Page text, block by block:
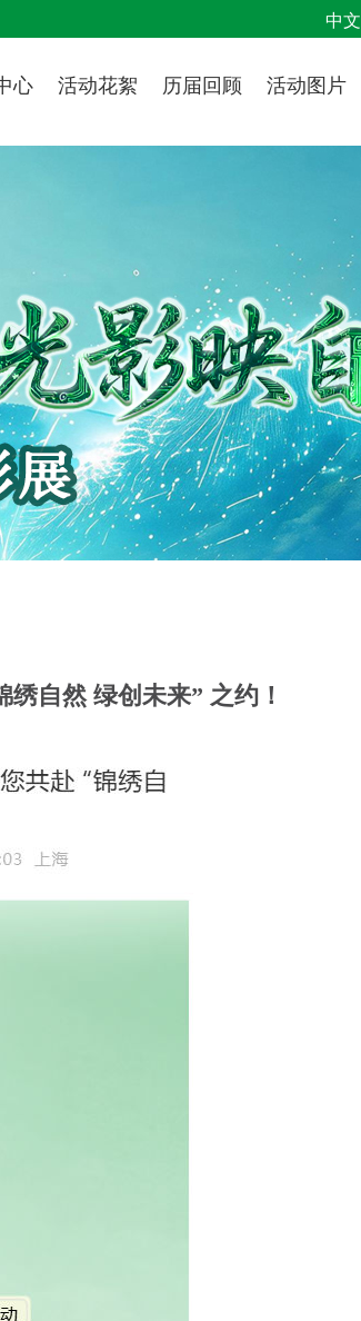
中文
心 活动花絮 历届回顾 活动图片
自然 绿创未来” 之约！